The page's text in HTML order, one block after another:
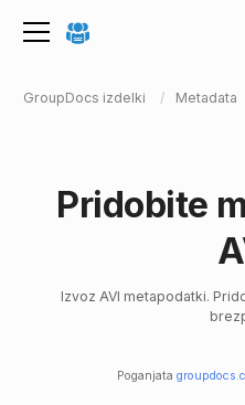
GroupDocs izdelki Metadata
Pridobite
Izvoz AVI metapodatki.
Poganjata